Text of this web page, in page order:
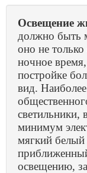
Освещение
должно быть
оно не
ночное
постройке
вид.
светильники,
минимум
мягкий белый
освещению, за